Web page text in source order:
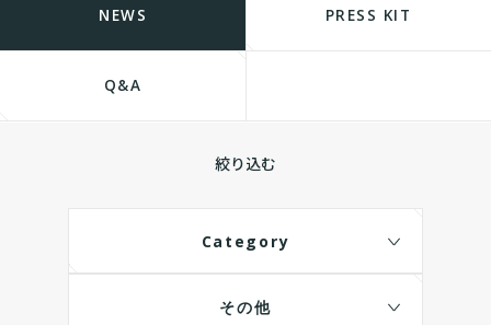
NEWS PRESS KIT
Q&A
絞り込む
Category
その他